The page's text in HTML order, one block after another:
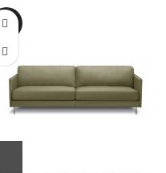
-10%